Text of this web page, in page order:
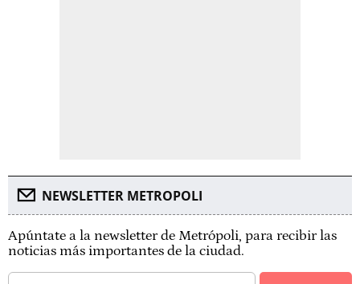
NEWSLETTER METROPOLI
Apúntate a la newsletter de Metrópoli, para recibir las
noticias más importantes de la ciudad.